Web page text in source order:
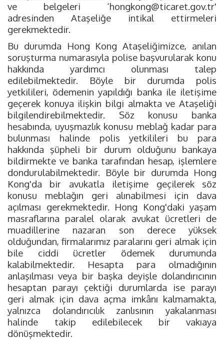
ve belgeleri ‘hongkong@ticaret.gov.tr'
adresinden Ataşeliğe intikal ettirmeleri
gerekmektedir.
Bu durumda Hong Kong Ataşeliğimizce, anılan
soruşturma numarasıyla polise başvurularak konu
hakkında yardımcı olunması talep
edilebilmektedir. Böyle bir durumda polis
yetkilileri, ödemenin yapıldığı banka ile iletişime
geçerek konuya ilişkin bilgi almakta ve Ataşeliği
bilgilendirebilmektedir. Söz konusu banka
hesabında, uyuşmazlık konusu meblağ kadar para
bulunması halinde polis yetkilileri bu para
hakkında şüpheli bir durum olduğunu bankaya
bildirmekte ve banka tarafından hesap, işlemlere
dondurulabilmektedir. Böyle bir durumda Hong
Kong'da bir avukatla iletişime geçilerek söz
konusu meblağın geri alınabilmesi için dava
açılması gerekmektedir. Hong Kong'daki yaşam
masraflarına paralel olarak avukat ücretleri de
muadillerine nazaran son derece yüksek
olduğundan, firmalarımız paralarını geri almak için
bile ciddi ücretler ödemek durumunda
kalabilmektedir. Hesapta para olmadığının
anlaşılması veya bir başka deyişle dolandırıcının
hesaptan parayı çektiği durumlarda ise parayı
geri almak için dava açma imkânı kalmamakta,
yalnızca dolandırıcılık zanlısının yakalanması
halinde takip edilebilecek bir vakıaya
dönüşmektedir.